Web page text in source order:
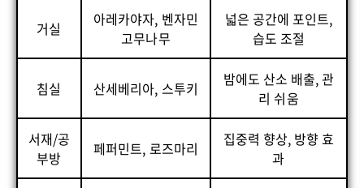
거실
아레카야자, 벤자민
고무나무
넓은 공간에 포인트,
습도 조절
침실 산세베리아, 스투키
밤에도 산소 배출, 관
리 쉬움
서재/공
부방
페퍼민트, 로즈마리
집중력 향상, 방향 효
과